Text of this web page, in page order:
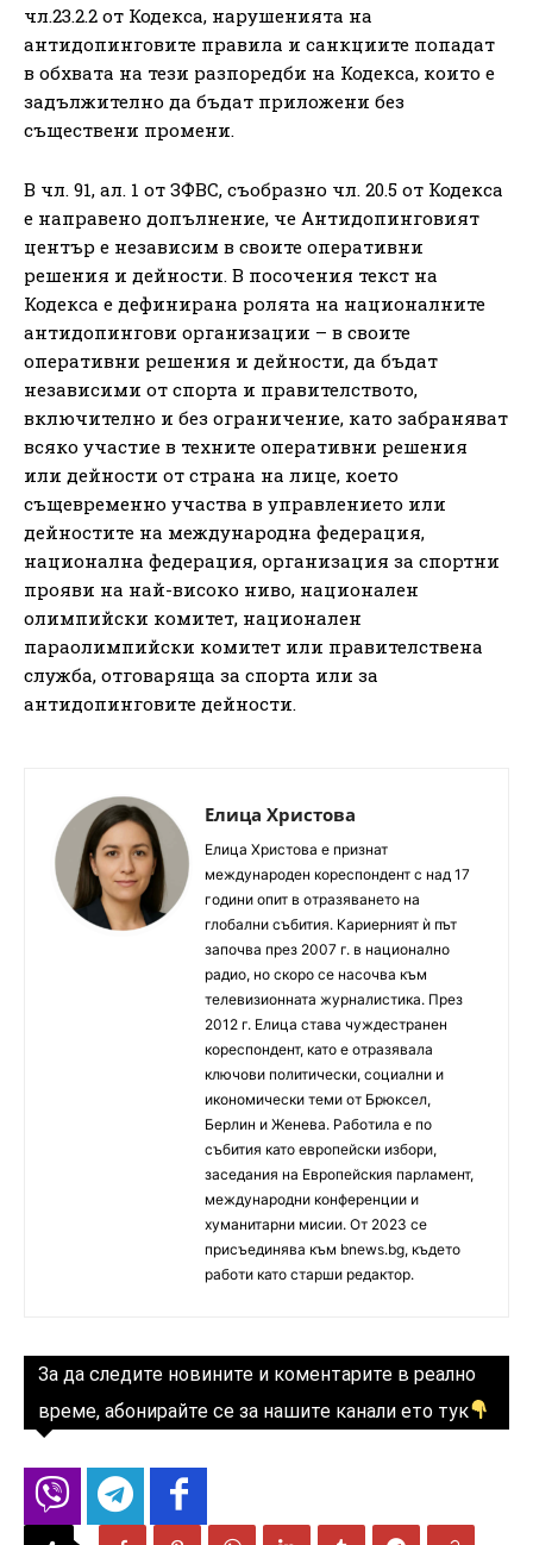
чл.23.2.2 от Кодекса, нарушенията на
антидопинговите правила и санкциите попадат
в обхвата на тези разпоредби на Кодекса, които е
задължително да бъдат приложени без
съществени промени.
В чл. 91, ал. 1 от ЗФВС, съобразно чл. 20.5 от Кодекса
е направено допълнение, че Антидопинговият
център е независим в своите оперативни
решения и дейности. В посочения текст на
Кодекса е дефинирана ролята на националните
антидопингови организации – в своите
оперативни решения и дейности, да бъдат
независими от спорта и правителството,
включително и без ограничение, като забраняват
всяко участие в техните оперативни решения
или дейности от страна на лице, което
същевременно участва в управлението или
дейностите на международна федерация,
национална федерация, организация за спортни
прояви на най-високо ниво, национален
олимпийски комитет, национален
параолимпийски комитет или правителствена
служба, отговаряща за спорта или за
антидопинговите дейности.
Елица Христова
Елица Христова е признат
международен кореспондент с над 17
години опит в отразяването на
глобални събития. Кариерният ѝ път
започва през 2007 г. в национално
радио, но скоро се насочва към
телевизионната журналистика. През
2012 г. Елица става чуждестранен
кореспондент, като е отразявала
ключови политически, социални и
икономически теми от Брюксел,
Берлин и Женева. Работила е по
събития като европейски избори,
заседания на Европейския парламент,
международни конференции и
хуманитарни мисии. От 2023 се
присъединява към bnews.bg, където
работи като старши редактор.
За да следите новините и коментарите в реално
време, абонирайте се за нашите канали ето тук